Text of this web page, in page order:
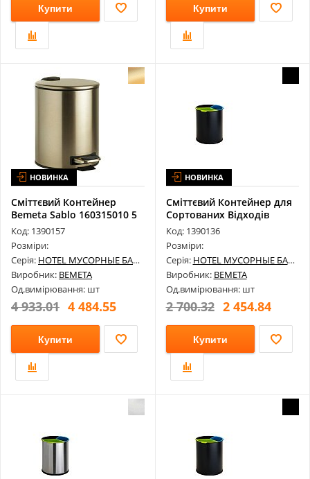
Купити Купити
НОВИНКА
Сміттєвий Контейнер
Bemeta Sablo 160315010 5
л, Нерж...
Код: 1390157
Розміри:
Серія: HOTEL МУСОРНЫЕ БАКИ
Виробник: BEMETA
Од.вимірювання: шт
4 933.01 4 484.55
Купити
НОВИНКА
Сміттєвий Контейнер для
Сортованих Відходів
Bemeta 1...
Код: 1390136
Розміри:
Серія: HOTEL МУСОРНЫЕ БАКИ
Виробник: BEMETA
Од.вимірювання: шт
2 700.32 2 454.84
Купити